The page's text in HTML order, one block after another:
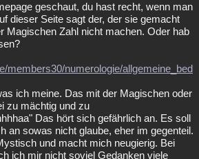
geschaut, du hast recht, wenn man
dieser Seite sagt der, der sie gemacht
Magischen Zahl nicht machen. Oder hab
members30/numerologie/allgemeine_bed
ich meine. Das mit der Magischen oder
zu mächtig und zu
Das hört sich gefährlich an. Es soll
an sowas nicht glaube, eher im gegenteil.
und macht mich neugierig. Bei
ich mir nicht soviel Gedanken viele